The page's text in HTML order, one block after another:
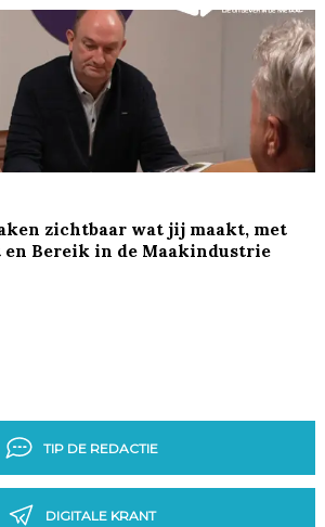
zichtbaar wat jij maakt, met
Bereik in de Maakindustrie
TIP DE REDACTIE
DIGITALE KRANT